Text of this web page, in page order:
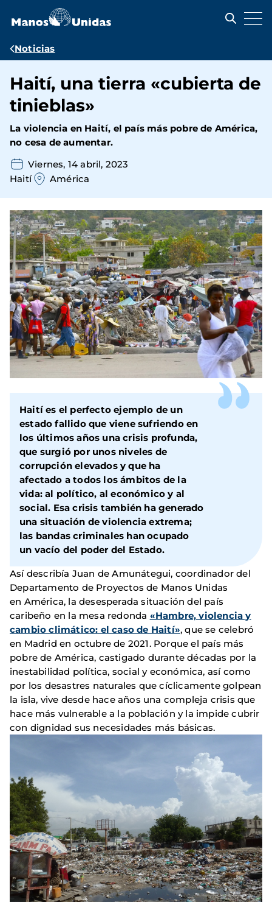
contenido
Ruta
navegación
Noticias
Haití, una tierra «cubierta de
tinieblas»
La violencia en Haití, el país más pobre de América,
no cesa de aumentar.
Viernes, 14 abril, 2023
Haití
América
Haití es el perfecto ejemplo de un
estado fallido que viene sufriendo en
los últimos años una crisis profunda,
que surgió por unos niveles de
corrupción elevados y que ha
afectado a todos los ámbitos de la
vida: al político, al económico y al
social. Esa crisis también ha generado
una situación de violencia extrema;
las bandas criminales han ocupado
un vacío del poder del Estado.
Así describía Juan de Amunátegui, coordinador del
Departamento de Proyectos de Manos Unidas
en América, la desesperada situación del país
caribeño en la mesa redonda «Hambre, violencia y
cambio climático: el caso de Haití», que se celebró
en Madrid en octubre de 2021. Porque el país más
pobre de América, castigado durante décadas por la
inestabilidad política, social y económica, así como
por los desastres naturales que cíclicamente golpean
la isla, vive desde hace años una compleja crisis que
hace más vulnerable a la población y la impide cubrir
con dignidad sus necesidades más básicas.